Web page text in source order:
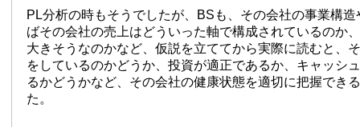
PL分析の時もそうでしたが、BSも、その会社の事業構
ばその会社の売上はどういった軸で構成されているのか
大きそうなのかなど、仮説を立ててから実際に読むと、
をしているのかどうか、投資が適正であるか、キャッシ
るかどうかなど、その会社の健康状態を適切に把握でき
た。